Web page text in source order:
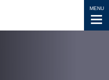
MENU